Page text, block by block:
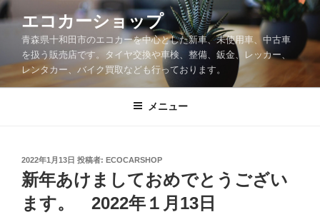
コ
ン
ツ
エコカーショップ
青森県十和田市のエコカーを中心とした新車、未使用車、中古車
を扱う販売店です。タイヤ交換や車検、整備、鈑金、レッカー、
レンタカー、バイク買取なども行っております。
メニュー
投
稿
日:
2022年1月13日 投稿者: ECOCARSHOP
新年あけましておめでとうござい
ます。 2022年１月13日